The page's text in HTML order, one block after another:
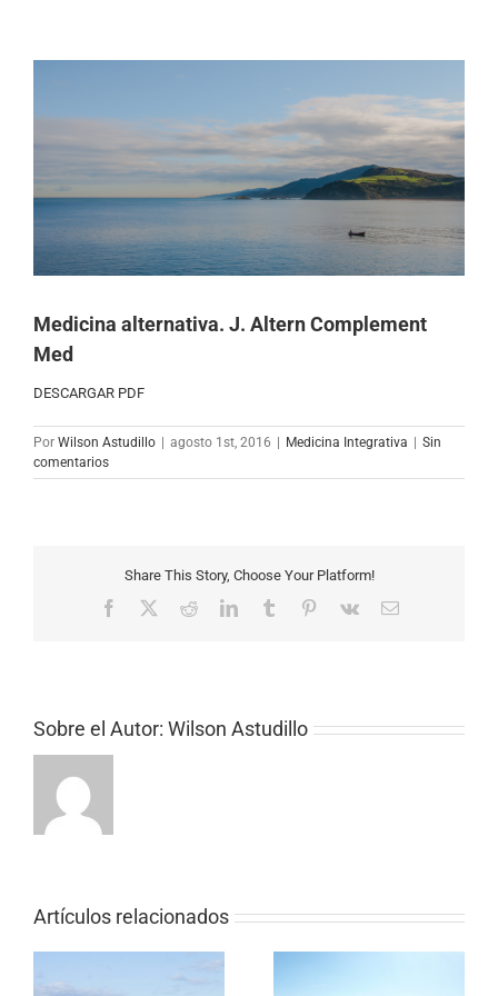
Medicina alternativa. J. Altern Complement
Med
DESCARGAR PDF
Por Wilson Astudillo agosto 1st, 2016 Medicina Integrativa
Sin
comentarios
Share This Story, Choose Your Platform!
Facebook RedditLinkedInTumblr Pinterest
Vk
Correo
Sobre el Autor: Wilson Astudillo
Artículos relacionados